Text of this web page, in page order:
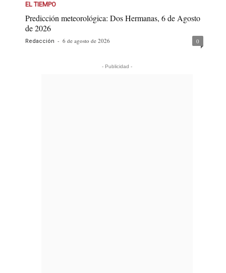
EL TIEMPO
Predicción meteorológica: Dos Hermanas, 6 de Agosto
de 2026
Redacción - 6 de agosto de 2026 0
- Publicidad -